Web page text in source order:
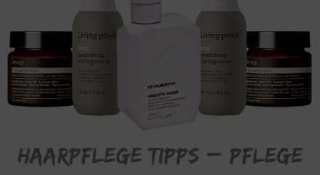
Haarpflege Tipps – Pflege